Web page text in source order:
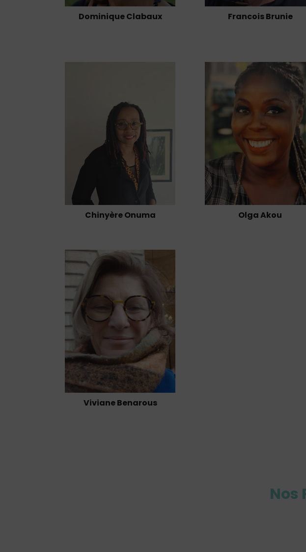
Dominique Clabaux
Francois Brunie
Chinyère Onuma Olga Akou
Viviane Benarous
Nos